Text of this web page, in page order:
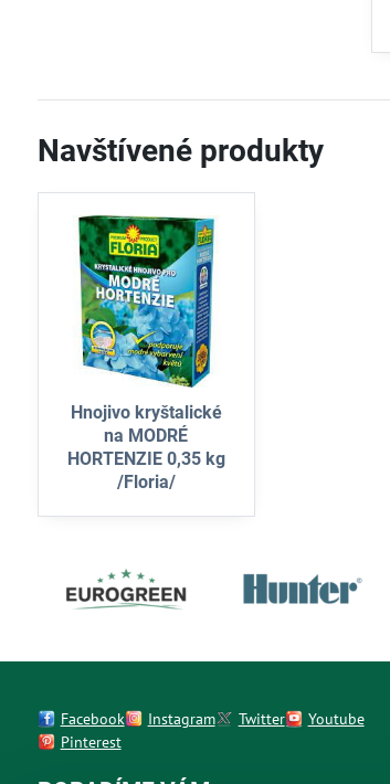
Navštívené produkty
Hnojivo kryštalické
na MODRÉ
HORTENZIE 0,35 kg
/Floria/
Facebook Instagram Twitter
Youtube
Pinterest